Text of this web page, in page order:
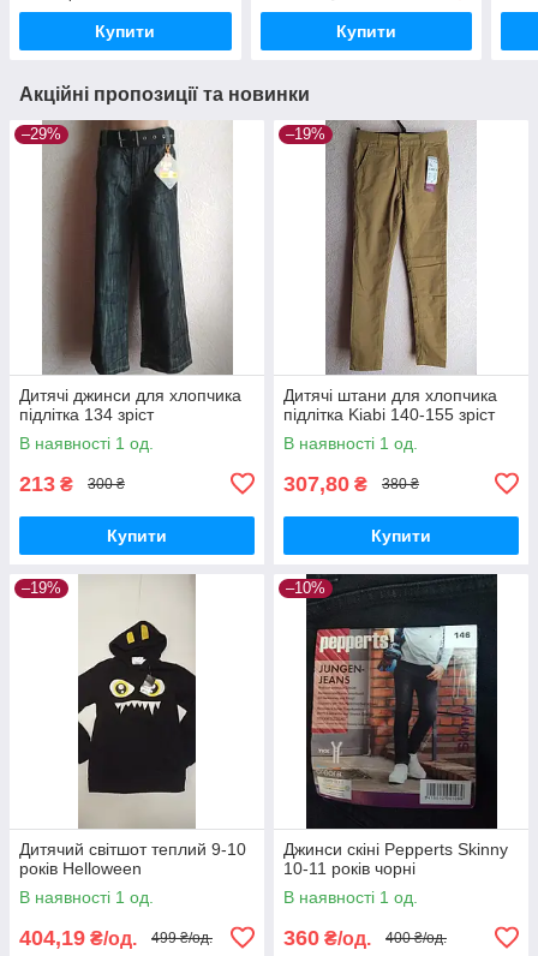
Купити Купити
Акційні пропозиції та новинки
–29%
Дитячі джинси для хлопчика
підлітка 134 зріст
В наявності 1 од.
213 ₴ 300 ₴
Купити
–19%
Дитячі штани для хлопчика
підлітка Kiabi 140-155 зріст
В наявності 1 од.
307,80 ₴ 380 ₴
Купити
–19%
Дитячий світшот теплий 9-10
років Helloween
В наявності 1 од.
404,19 ₴/од. 499 ₴/од.
–10%
Джинси скіні Pepperts Skinny
10-11 років чорні
В наявності 1 од.
360 ₴/од. 400 ₴/од.